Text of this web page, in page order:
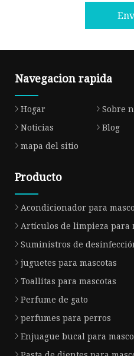
Navegacion rapida
Hogar Sobre
Noticias
Blog
mapa del sitio
Producto
Acondicionador para
Artículos de limpieza para
Suministros de
juguetes para mascotas
Toallitas para mascotas
Perfume de gato
perfumes para perros
Enjuague bucal para